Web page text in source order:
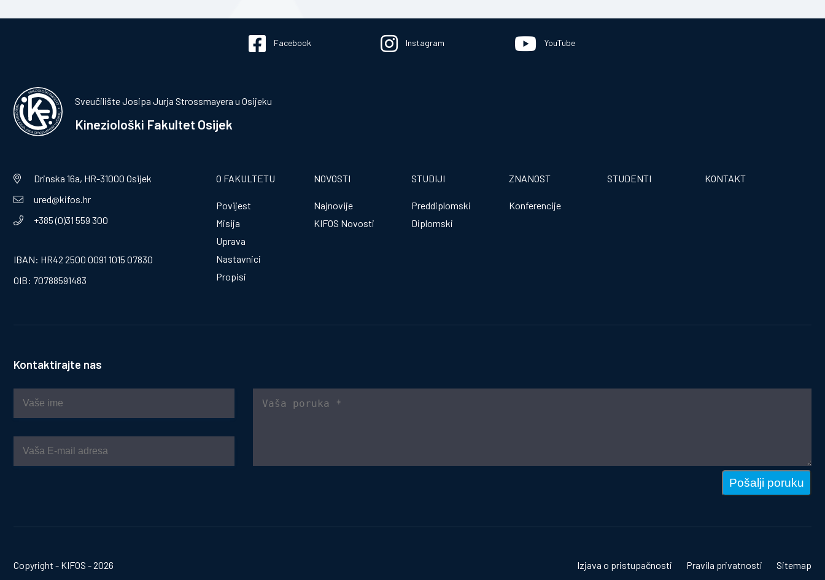
Facebook Instagram YouTube
Sveučilište Josipa Jurja Strossmayera u Osijeku
Kineziološki Fakultet Osijek
Drinska 16a, HR-31000 Osijek
ured@kifos.hr
+385 (0)31 559 300
IBAN: HR42 2500 0091 1015 07830
OIB: 70788591483
O FAKULTETU
Povijest
Misija
Uprava
Nastavnici
Propisi
NOVOSTI
Najnovije
KIFOS Novosti
STUDIJI
Preddiplomski
Diplomski
ZNANOST
Konferencije
STUDENTI KONTAKT
Kontaktirajte nas
Pošalji poruku
Copyright - KIFOS - 2026 Izjava o pristupačnosti Pravila privatnosti Sitemap